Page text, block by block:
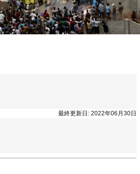
最終更新日: 2022年06月30日